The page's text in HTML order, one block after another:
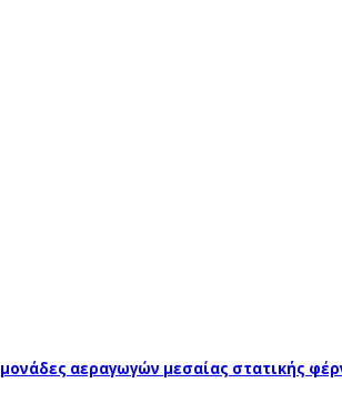
αεραγωγών μεσαίας στατικής